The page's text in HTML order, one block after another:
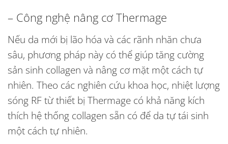
– Công nghệ nâng cơ Thermage
Nếu da mới bị lão hóa và các rãnh nhăn chưa
sâu, phương pháp này có thể giúp tăng cường
sản sinh collagen và nâng cơ mặt một cách tự
nhiên. Theo các nghiên cứu khoa học, nhiệt lượng
sóng RF từ thiết bị Thermage có khả năng kích
thích hệ thống collagen sẵn có để da tự tái sinh
một cách tự nhiên.